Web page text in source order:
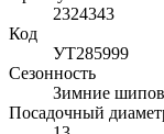
2324343
Код
УТ285999
Сезонность
Зимние
Посадочный